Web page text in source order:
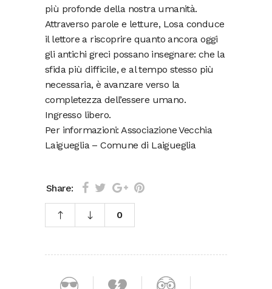
più profonde della nostra umanità.
Attraverso parole e letture, Losa conduce
il lettore a riscoprire quanto ancora oggi
gli antichi greci possano insegnare: che la
sfida più difficile, e al tempo stesso più
necessaria, è avanzare verso la
completezza dell’essere umano.
Ingresso libero.
Per informazioni: Associazione Vecchia
Laigueglia – Comune di Laigueglia
Share:
0